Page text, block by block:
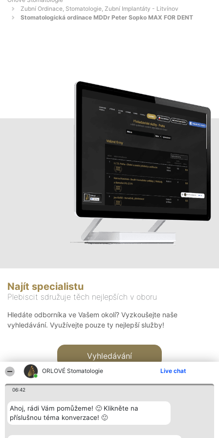
ORLOVÉ Stomatologie Live chat
06:42
Ahoj, rádi Vám pomůžeme! 🙂 Klikněte na
příslušnou téma konverzace! 🙂
Zubní Ordinace, Stomatologie, Zubní Implantáty - Litvínov
Stomatologická ordinace MDDr Peter Sopko MAX FOR DENT
Najít specialistu
Plebiscit sdružuje těch nejlepších v oboru
Hledáte odborníka ve Vašem okolí? Vyzkoušejte naše
vyhledávání. Využívejte pouze ty nejlepší služby!
Vyhledávání
Bright Side Solutions sp. z o. Vítězové Kontakt